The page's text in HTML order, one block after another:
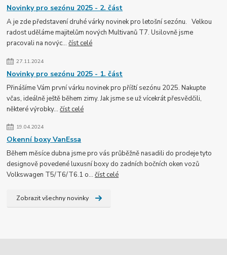
Novinky pro sezónu 2025 - 2. část
A je zde představení druhé várky novinek pro letošní sezónu. Velkou
radost uděláme majitelům nových Multivanů T7. Usilovně jsme
pracovali na novýc...číst celé
27.11.2024
Novinky pro sezónu 2025 - 1. část
Přinášíme Vám první várku novinek pro příští sezónu 2025. Nakupte
včas, ideálně ještě během zimy. Jak jsme se už vícekrát přesvědčili,
některé výrobky...číst celé
19.04.2024
Okenní boxy VanEssa
Během měsíce dubna jsme pro vás průběžně nasadili do prodeje tyto
designově povedené luxusní boxy do zadních bočních oken vozů
Volkswagen T5/T6/T6.1 o...číst celé
Zobrazit všechny novinky